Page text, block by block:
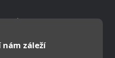
nám záleží
Online